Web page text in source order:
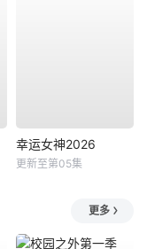
幸运女神2026
更新至第05集
更多